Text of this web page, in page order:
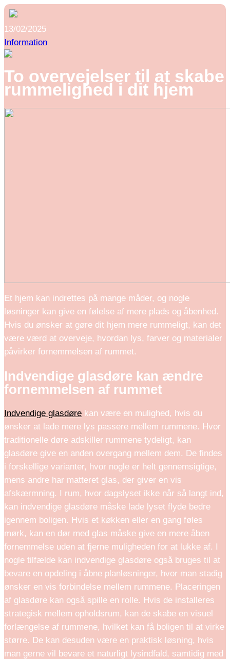
13/02/2025
Information
To overvejelser til at skabe
rummelighed i dit hjem
Et hjem kan indrettes på mange måder, og nogle
løsninger kan give en følelse af mere plads og åbenhed.
Hvis du ønsker at gøre dit hjem mere rummeligt, kan det
være værd at overveje, hvordan lys, farver og materialer
påvirker fornemmelsen af rummet.
Indvendige glasdøre kan ændre
fornemmelsen af rummet
Indvendige glasdøre kan være en mulighed, hvis du
ønsker at lade mere lys passere mellem rummene. Hvor
traditionelle døre adskiller rummene tydeligt, kan
glasdøre give en anden overgang mellem dem. De findes
i forskellige varianter, hvor nogle er helt gennemsigtige,
mens andre har matteret glas, der giver en vis
afskærmning. I rum, hvor dagslyset ikke når så langt ind,
kan indvendige glasdøre måske lade lyset flyde bedre
igennem boligen. Hvis et køkken eller en gang føles
mørk, kan en dør med glas måske give en mere åben
fornemmelse uden at fjerne muligheden for at lukke af. I
nogle tilfælde kan indvendige glasdøre også bruges til at
bevare en opdeling i åbne planløsninger, hvor man stadig
ønsker en vis forbindelse mellem rummene. Placeringen
af glasdøre kan også spille en rolle. Hvis de installeres
strategisk mellem opholdsrum, kan de skabe en visuel
forlængelse af rummene, hvilket kan få boligen til at virke
større. De kan desuden være en praktisk løsning, hvis
man gerne vil bevare et naturligt lysindfald, samtidig med